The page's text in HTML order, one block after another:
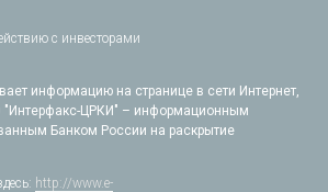
с инвесторами
информацию на странице в сети Интернет,
ЦРКИ" – информационным
Банком России на раскрытие
http://www.e-